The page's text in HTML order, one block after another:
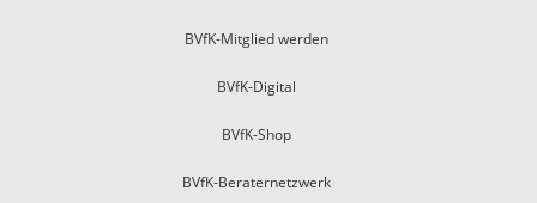
BVfK-Mitglied werden
BVfK-Digital
BVfK-Shop
BVfK-Beraternetzwerk